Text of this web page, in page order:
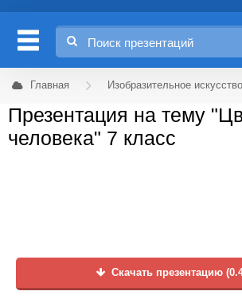
Главная Изобразительное искусство
Презентация на тему
человека" 7 класс
Скачать презентацию